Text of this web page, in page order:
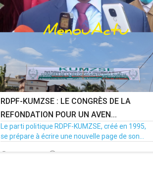
RDPF-KUMZSE : LE CONGRÈS DE LA
REFONDATION POUR UN AVEN...
Le parti politique RDPF-KUMZSE, créé en 1995,
se prépare à écrire une nouvelle page de son...
27/11/25 Par MenouActu 0